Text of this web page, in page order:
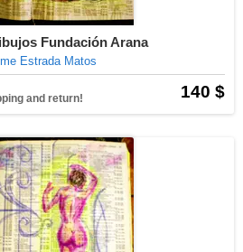
Fundación Arana
Estrada Matos
140 $
and return!